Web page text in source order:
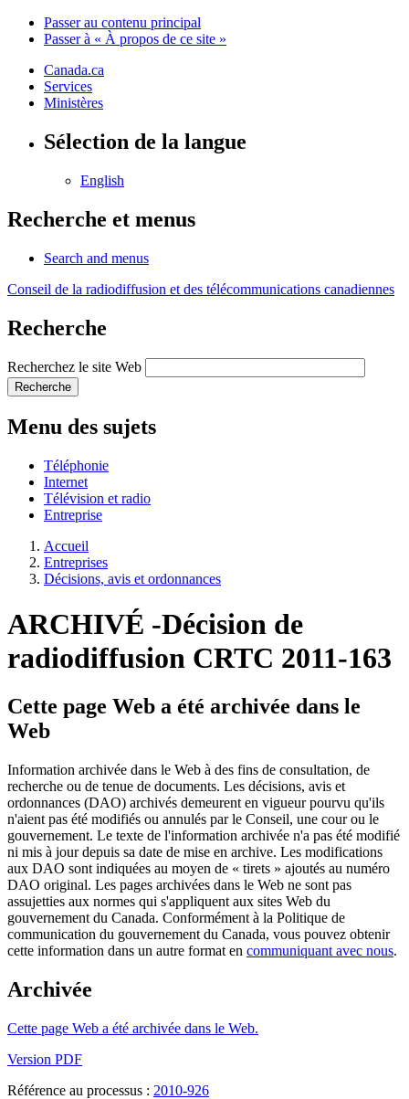
Passer au contenu principal
Passer à « À propos de ce site »
Canada.ca
Services
Ministères
Sélection de la langue
English
Recherche et menus
Search and menus
Conseil de la radiodiffusion et des télécommunications canadiennes
Recherche
Recherchez le site Web
Recherche
Menu des sujets
Téléphonie
Internet
Télévision et radio
Entreprise
Accueil
Entreprises
Décisions, avis et ordonnances
ARCHIVÉ -Décision de
radiodiffusion CRTC 2011-163
Cette page Web a été archivée dans le
Web
Information archivée dans le Web à des fins de consultation, de
recherche ou de tenue de documents. Les décisions, avis et
ordonnances (DAO) archivés demeurent en vigueur pourvu qu'ils
n'aient pas été modifiés ou annulés par le Conseil, une cour ou le
gouvernement. Le texte de l'information archivée n'a pas été modifié
ni mis à jour depuis sa date de mise en archive. Les modifications
aux DAO sont indiquées au moyen de « tirets » ajoutés au numéro
DAO original. Les pages archivées dans le Web ne sont pas
assujetties aux normes qui s'appliquent aux sites Web du
gouvernement du Canada. Conformément à la Politique de
communication du gouvernement du Canada, vous pouvez obtenir
cette information dans un autre format en communiquant avec nous.
Archivée
Cette page Web a été archivée dans le Web.
Version PDF
Référence au processus : 2010-926